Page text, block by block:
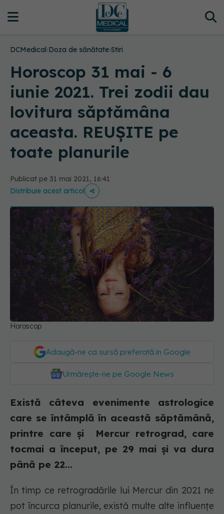
DCMedical›Doza de sănătate›Stiri
Horoscop 31 mai - 6
iunie 2021. Trei zodii dau
lovitura săptămâna
aceasta. REUȘITE pe
toate planurile
Publicat pe 31 mai 2021, 16:41
Distribuie acest articol
Horoscop
Adaugă-ne ca sursă preferată în Google
Urmărește-ne pe Google News
Există câteva evenimente astrologice
care se întâmplă în această săptămână,
printre care și Mercur retrograd, care
tocmai a început, pe 29 mai și va dura
până pe 22...
În timp ce retrogradările lui Mercur din 2021 ne
pot încurca planurile, există multe alte influențe